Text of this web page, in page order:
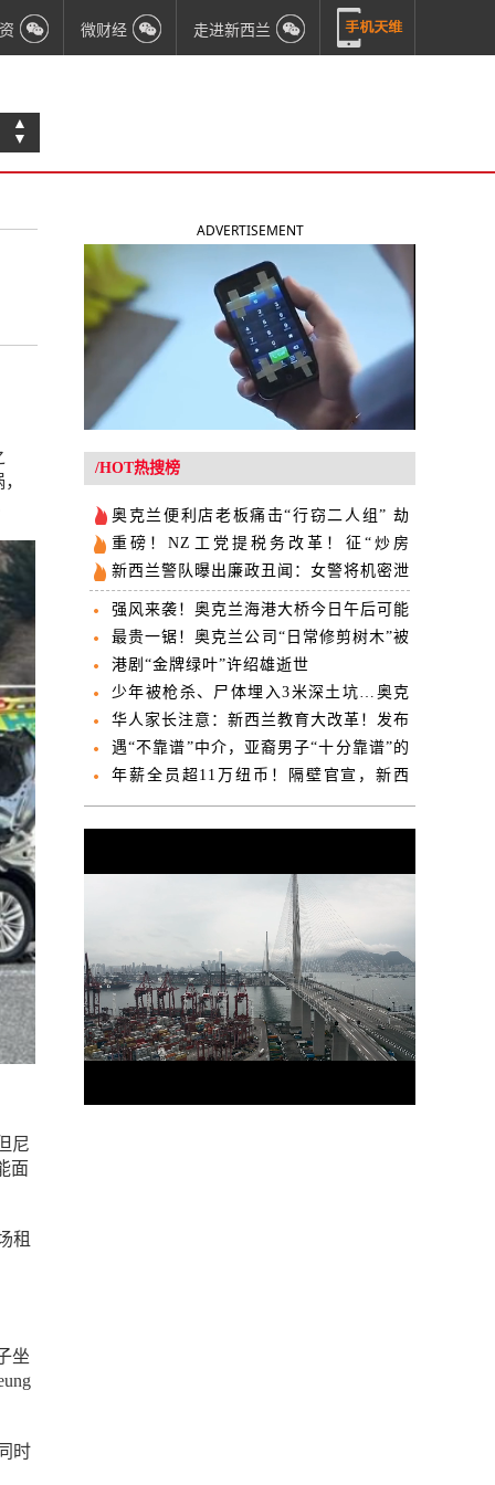
微财经 走进新西兰
▲
▼
尼
面
租
坐
时
ADVERTISEMENT
/HOT热搜榜
奥克兰便利店老板痛击“行窃二人组” 劫
匪空手而归、脱裤发泄
重磅！NZ工党提税务改革！征“炒房
税”，推全民“医疗卡”！
新西兰警队曝出廉政丑闻：女警将机密泄
露给帮派男友
强风来袭！奥克兰海港大桥今日午后可能
关闭
最贵一锯！奥克兰公司“日常修剪树木”被
罚近3万纽币
港剧“金牌绿叶”许绍雄逝世
少年被枪杀、尸体埋入3米深土坑…奥克
兰帮派谋杀案开庭
华人家长注意：新西兰教育大改革！发布
修订版课程草案
遇“不靠谱”中介，亚裔男子“十分靠谱”的
移民申请被生生拒签
年薪全员超11万纽币！隔壁官宣，新西
兰跟不跟？